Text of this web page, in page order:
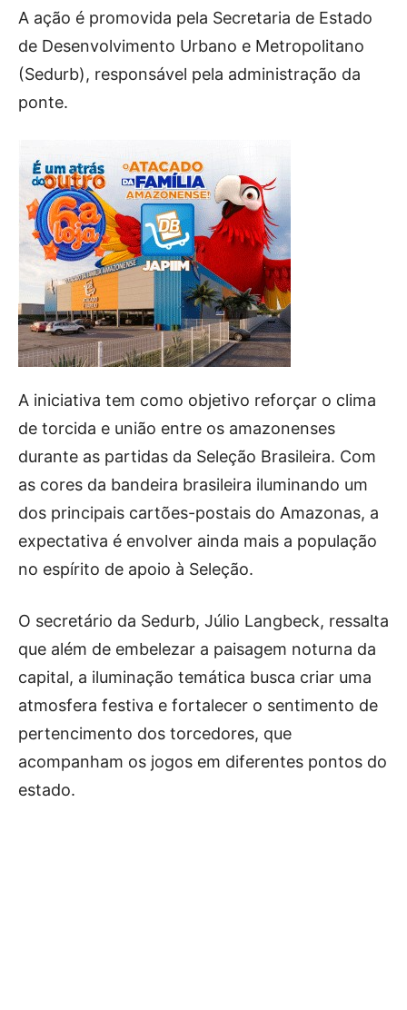
A ação é promovida pela Secretaria de Estado
de Desenvolvimento Urbano e Metropolitano
(Sedurb), responsável pela administração da
ponte.
A iniciativa tem como objetivo reforçar o clima
de torcida e união entre os amazonenses
durante as partidas da Seleção Brasileira. Com
as cores da bandeira brasileira iluminando um
dos principais cartões-postais do Amazonas, a
expectativa é envolver ainda mais a população
no espírito de apoio à Seleção.
O secretário da Sedurb, Júlio Langbeck, ressalta
que além de embelezar a paisagem noturna da
capital, a iluminação temática busca criar uma
atmosfera festiva e fortalecer o sentimento de
pertencimento dos torcedores, que
acompanham os jogos em diferentes pontos do
estado.